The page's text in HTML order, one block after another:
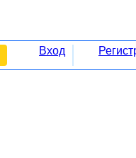
Вход